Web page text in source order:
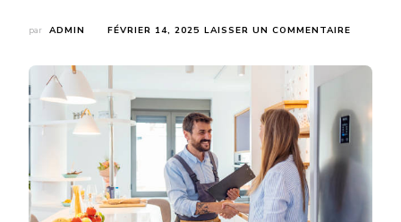
par ADMIN FÉVRIER 14, 2025 LAISSER UN COMMENTAIRE
IL
PRÉVOIR
POUR